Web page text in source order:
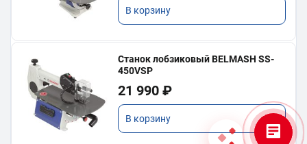
В корзину
Станок лобзиковый BELMASH SS-
450VSP
21 990 ₽
В корзину